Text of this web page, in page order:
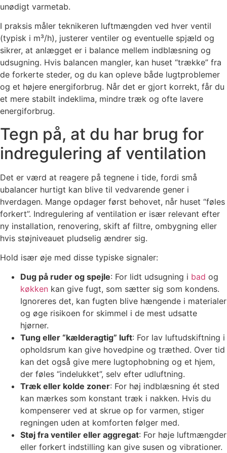
unødigt varmetab.
I praksis måler teknikeren luftmængden ved hver ventil
(typisk i m³/h), justerer ventiler og eventuelle spjæld og
sikrer, at anlægget er i balance mellem indblæsning og
udsugning. Hvis balancen mangler, kan huset “trække” fra
de forkerte steder, og du kan opleve både lugtproblemer
og et højere energiforbrug. Når det er gjort korrekt, får du
et mere stabilt indeklima, mindre træk og ofte lavere
energiforbrug.
Tegn på, at du har brug for
indregulering af ventilation
Det er værd at reagere på tegnene i tide, fordi små
ubalancer hurtigt kan blive til vedvarende gener i
hverdagen. Mange opdager først behovet, når huset “føles
forkert”. Indregulering af ventilation er især relevant efter
ny installation, renovering, skift af filtre, ombygning eller
hvis støjniveauet pludselig ændrer sig.
Hold især øje med disse typiske signaler:
Dug på ruder og spejle: For lidt udsugning i bad og
køkken kan give fugt, som sætter sig som kondens.
Ignoreres det, kan fugten blive hængende i materialer
og øge risikoen for skimmel i de mest udsatte
hjørner.
Tung eller “kælderagtig” luft: For lav luftudskiftning i
opholdsrum kan give hovedpine og træthed. Over tid
kan det også give mere lugtophobning og et hjem,
der føles “indelukket”, selv efter udluftning.
Træk eller kolde zoner: For høj indblæsning ét sted
kan mærkes som konstant træk i nakken. Hvis du
kompenserer ved at skrue op for varmen, stiger
regningen uden at komforten følger med.
Støj fra ventiler eller aggregat: For høje luftmængder
eller forkert indstilling kan give susen og vibrationer.